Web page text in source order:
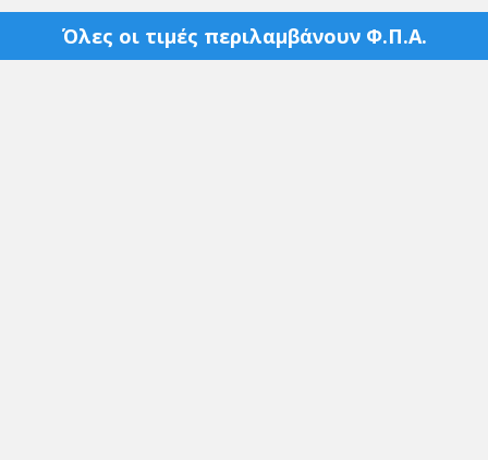
Όλες οι τιμές περιλαμβάνουν Φ.Π.Α.